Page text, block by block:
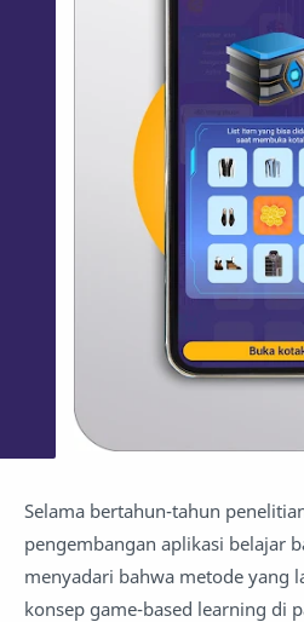
Selama bertahun-tahun
pengembangan aplikasi belajar
menyadari bahwa metode yang
konsep game-based learning di